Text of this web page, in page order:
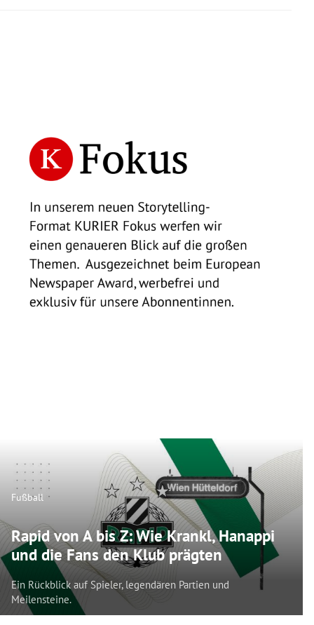
Fußball
Rapid von A bis Z: Wie Krankl, Hanappi
und die Fans den Klub prägten
Ein Rückblick auf Spieler, legendären Partien und
Meilensteine.